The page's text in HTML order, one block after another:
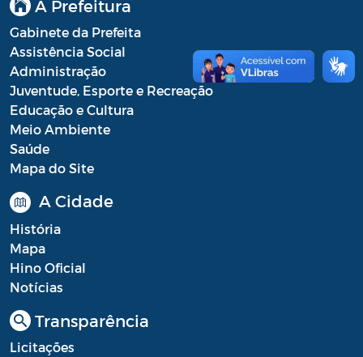
A Prefeitura
Gabinete da Prefeita
Assistência Social
Administração
Juventude, Esporte e Recreação
Educação e Cultura
Meio Ambiente
Saúde
Mapa do Site
A Cidade
História
Mapa
Hino Oficial
Notícias
Transparência
Licitações